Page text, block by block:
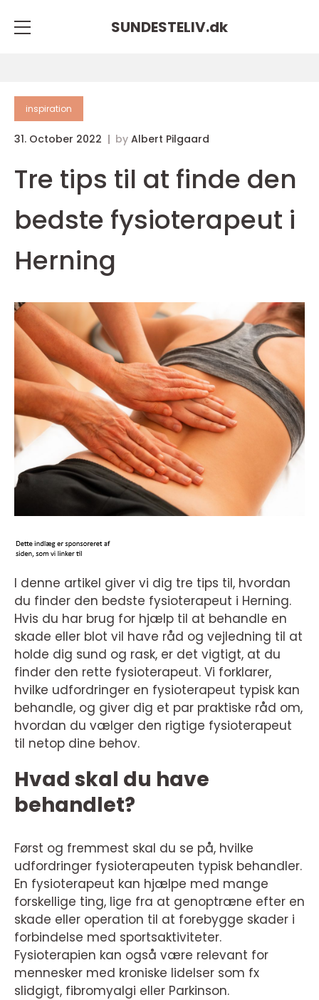
SUNDESTELIV.dk
inspiration
31. October 2022 by Albert Pilgaard
Tre tips til at finde den
bedste fysioterapeut i
Herning
I denne artikel giver vi dig tre tips til, hvordan
du finder den bedste fysioterapeut i Herning.
Hvis du har brug for hjælp til at behandle en
skade eller blot vil have råd og vejledning til at
holde dig sund og rask, er det vigtigt, at du
finder den rette fysioterapeut. Vi forklarer,
hvilke udfordringer en fysioterapeut typisk kan
behandle, og giver dig et par praktiske råd om,
hvordan du vælger den rigtige fysioterapeut
til netop dine behov.
Hvad skal du have
behandlet?
Først og fremmest skal du se på, hvilke
udfordringer fysioterapeuten typisk behandler.
En fysioterapeut kan hjælpe med mange
forskellige ting, lige fra at genoptræne efter en
skade eller operation til at forebygge skader i
forbindelse med sportsaktiviteter.
Fysioterapien kan også være relevant for
mennesker med kroniske lidelser som fx
slidgigt, fibromyalgi eller Parkinson.